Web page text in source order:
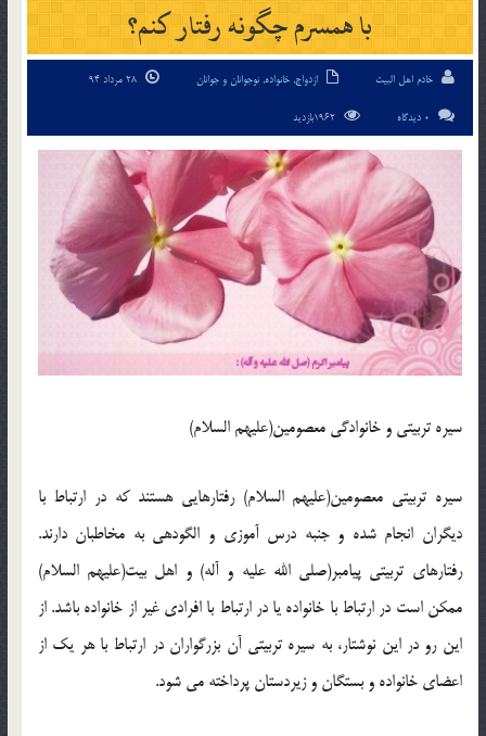
با همسرم چگونه رفتار کنم؟
خادم اهل البیت ازدواج, خانواده, نوجوانان و جوانان
0 دیدگاه
سيره تربيتي و خانوادگي معصومين(عليهم السلام)
سيره تربيتي معصومين(عليهم السلام) رفتارهايي هستند که در ارتباط با
ديگران انجام شده و جنبه درس آموزي و الگودهي به مخاطبان دارند.
رفتارهاي تربيتي پيامبر(صلي الله عليه و آله) و اهل بيت(عليهم السلام)
ممکن است در ارتباط با خانواده يا در ارتباط با افرادي غير از خانواده باشد. از
اين رو در اين نوشتار، به سيره تربيتي آن بزرگواران در ارتباط با هر يک از
اعضاي خانواده و بستگان و زيردستان پرداخته مي شود.